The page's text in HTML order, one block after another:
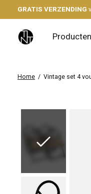
GRATIS VERZENDING
Producten
Home / Vintage set 4